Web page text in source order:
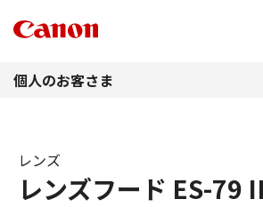
個人のお客さま
レンズフード ES-79 II
レンズ